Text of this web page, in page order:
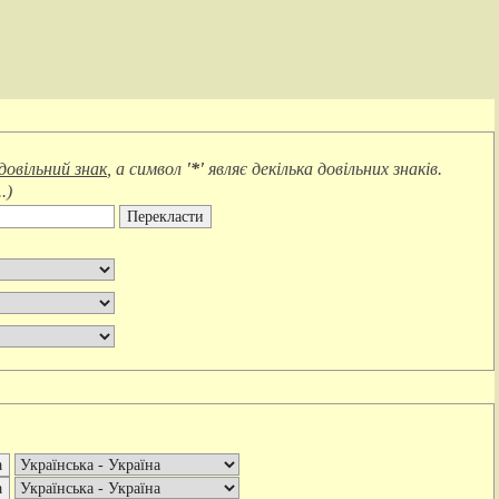
знак, а символ '*' являє декілька довільних знаків.
)